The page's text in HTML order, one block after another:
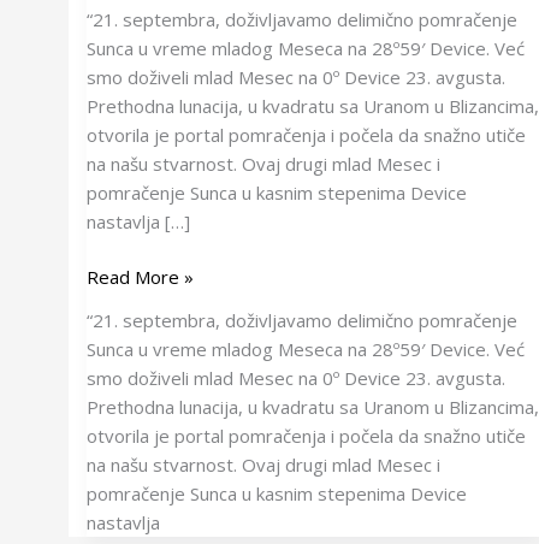
“21. septembra, doživljavamo delimično pomračenje
Sunca u vreme mladog Meseca na 28º59′ Device. Već
smo doživeli mlad Mesec na 0º Device 23. avgusta.
Prethodna lunacija, u kvadratu sa Uranom u Blizancima,
otvorila je portal pomračenja i počela da snažno utiče
na našu stvarnost. Ovaj drugi mlad Mesec i
pomračenje Sunca u kasnim stepenima Device
nastavlja […]
Read More »
“21. septembra, doživljavamo delimično pomračenje
Sunca u vreme mladog Meseca na 28º59′ Device. Već
smo doživeli mlad Mesec na 0º Device 23. avgusta.
Prethodna lunacija, u kvadratu sa Uranom u Blizancima,
otvorila je portal pomračenja i počela da snažno utiče
na našu stvarnost. Ovaj drugi mlad Mesec i
pomračenje Sunca u kasnim stepenima Device
nastavlja